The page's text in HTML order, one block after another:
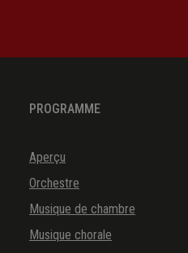
PROGRAMME
Aperçu
Orchestre
Musique de chambre
Musique chorale